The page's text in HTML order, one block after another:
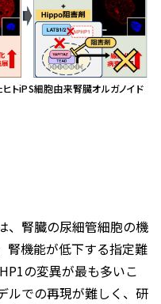
トiPS細胞由来腎臓オルガノイド
、腎臓の尿細管細胞の機
腎機能が低下する指定難
の変異が最も多いこ
ルでの再現が難しく、研